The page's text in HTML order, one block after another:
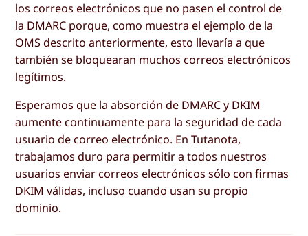
los correos electrónicos que no pasen el control de
la DMARC porque, como muestra el ejemplo de la
OMS descrito anteriormente, esto llevaría a que
también se bloquearan muchos correos electrónicos
legítimos.
Esperamos que la absorción de DMARC y DKIM
aumente continuamente para la seguridad de cada
usuario de correo electrónico. En Tutanota,
trabajamos duro para permitir a todos nuestros
usuarios enviar correos electrónicos sólo con firmas
DKIM válidas, incluso cuando usan su propio
dominio.